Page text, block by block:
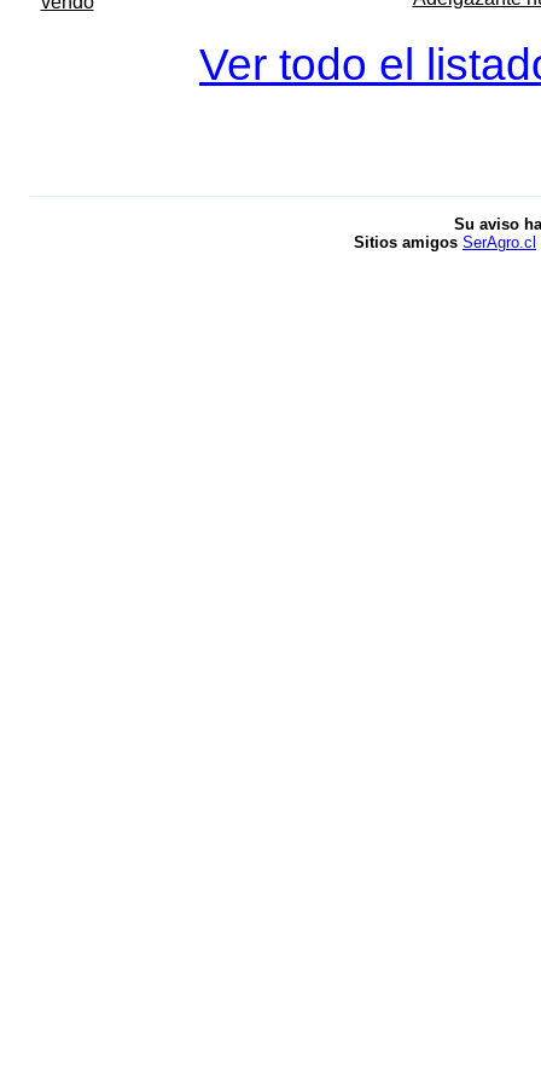
Ver todo el
Su aviso
Sitios amigos SerAgro.cl